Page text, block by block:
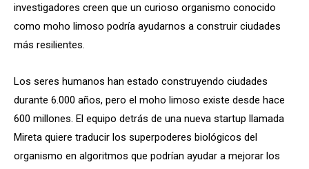
investigadores creen que un curioso organismo conocido
como moho limoso podría ayudarnos a construir ciudades
más resilientes.
Los seres humanos han estado construyendo ciudades
durante 6.000 años, pero el moho limoso existe desde hace
600 millones. El equipo detrás de una nueva startup llamada
Mireta quiere traducir los superpoderes biológicos del
organismo en algoritmos que podrían ayudar a mejorar los